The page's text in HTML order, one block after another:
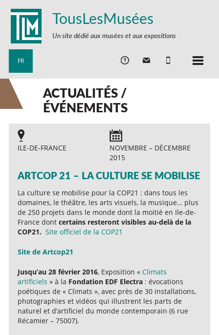
TousLesMusées
Un site dédié aux musées et aux expositions
FR
ACTUALITÉS /
ÉVÉNEMENTS
ILE-DE-FRANCE
NOVEMBRE – DÉCEMBRE
2015
ARTCOP 21 – LA CULTURE SE MOBILISE
La culture se mobilise pour la COP21 : dans tous les
domaines, le théâtre, les arts visuels, la musique… plus
de 250 projets dans le monde dont la moitié en Ile-de-
France dont certains resteront visibles au-delà de la
COP21. Site officiel de la COP21
Site de Artcop21
Jusqu’au 28 février 2016, Exposition « Climats
artificiels » à la Fondation EDF Electra : évocations
poétiques de « Climats », avec près de 30 installations,
photographies et vidéos qui illustrent les parts de
naturel et d’artificiel du monde contemporain (6 rue
Récamier – 75007).